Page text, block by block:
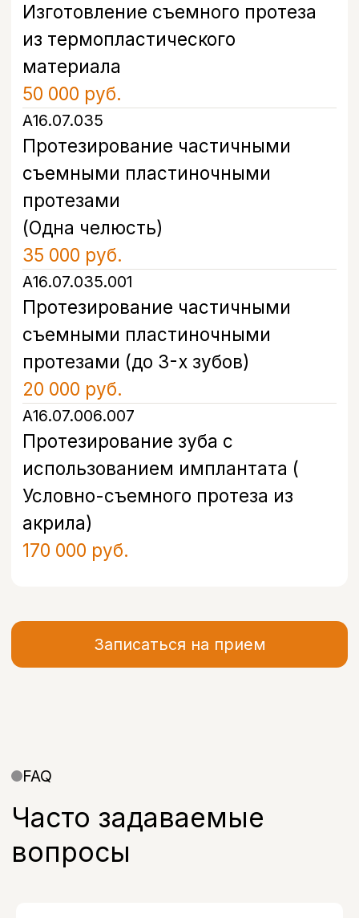
Политикой конфиденциальности
Записаться
Контакты
Вакансии
Врачи
О клинике
Политика обработки персональных
Меню
Документы
Санкт-Петербург, проспект
Энгельса, д. 21
info@bohoclinic.ru
+7 812 678-99-76
Контакты